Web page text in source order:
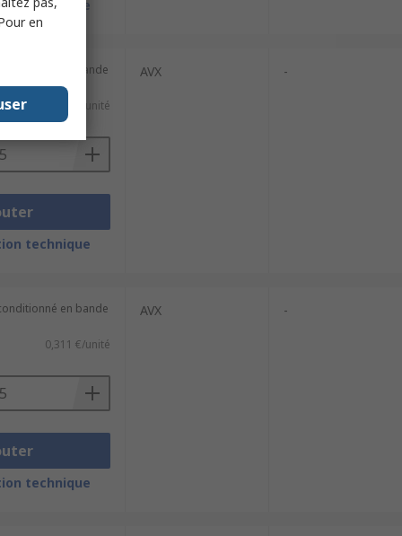
technique
en bande
0,796 €/unité
technique
AVX -
en bande
0,311 €/unité
technique
AVX -
en